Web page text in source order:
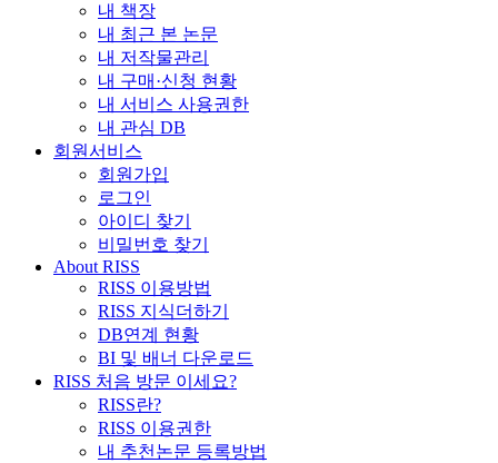
내 책장
내 최근 본 논문
내 저작물관리
내 구매·신청 현황
내 서비스 사용권한
내 관심 DB
회원서비스
회원가입
로그인
아이디 찾기
비밀번호 찾기
About RISS
RISS 이용방법
RISS 지식더하기
DB연계 현황
BI 및 배너 다운로드
RISS 처음 방문 이세요?
RISS란?
RISS 이용권한
내 추천논문 등록방법